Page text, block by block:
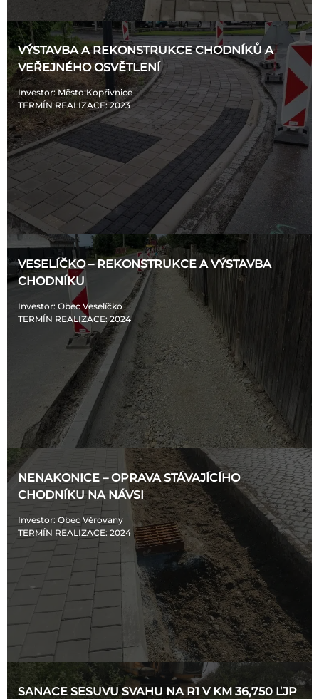
VÝSTAVBA A REKONSTRUKCE CHODNÍKŮ A
VEŘEJNÉHO OSVĚTLENÍ
Investor: Město Kopřivnice
TERMÍN REALIZACE: 2023
VESELÍČKO – REKONSTRUKCE A VÝSTAVBA
CHODNÍKU
Investor: Obec Veselíčko
TERMÍN REALIZACE: 2024
NENAKONICE – OPRAVA STÁVAJÍCÍHO
CHODNÍKU NA NÁVSI
Investor: Obec Věrovany
TERMÍN REALIZACE: 2024
SANACE SESUVU SVAHU NA R1 V KM 36,750 ĽJP